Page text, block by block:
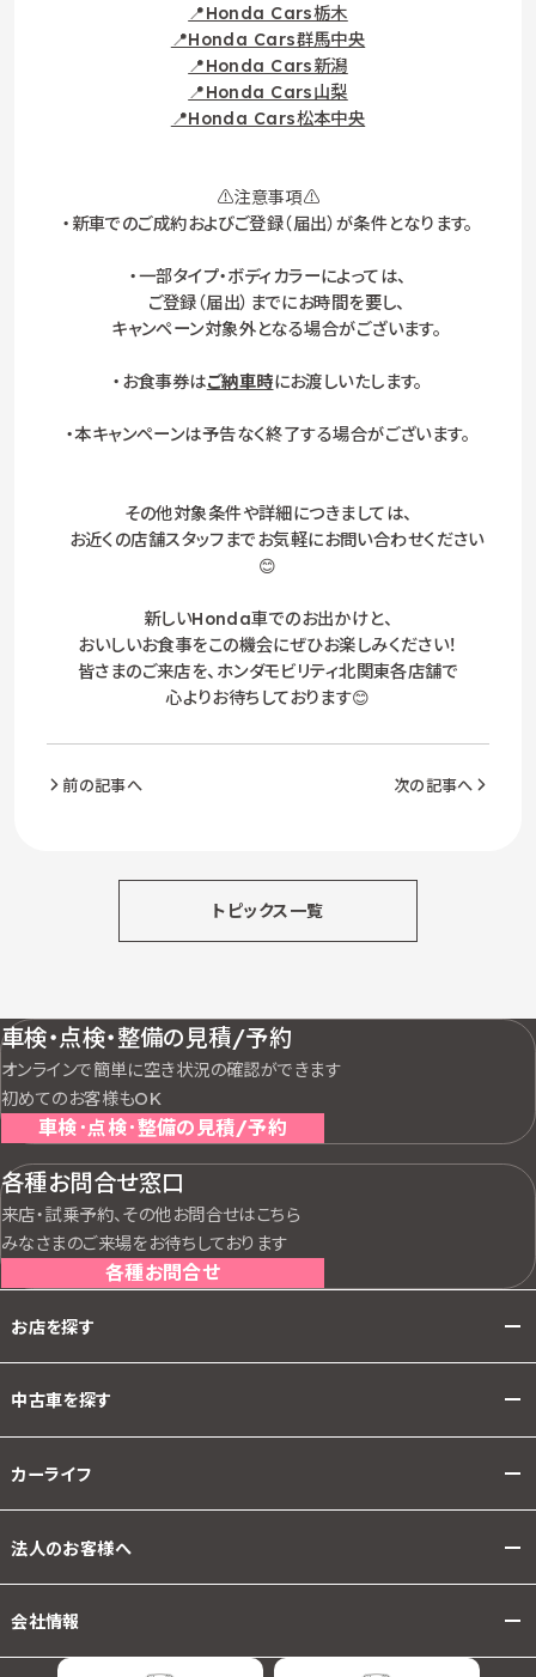
📍Honda Cars栃木
📍Honda Cars群馬中央
📍Honda Cars新潟
📍Honda Cars山梨
📍Honda Cars松本中央
⚠️注意事項⚠️
・新車でのご成約およびご登録（届出）が条件となります。
・一部タイプ・ボディカラーによっては、
ご登録（届出）までにお時間を要し、
キャンペーン対象外となる場合がございます。
・お食事券はご納車時にお渡しいたします。
・本キャンペーンは予告なく終了する場合がございます。
その他対象条件や詳細につきましては、
お近くの店舗スタッフまでお気軽にお問い合わせください
😊
新しいHonda車でのお出かけと、
おいしいお食事をこの機会にぜひお楽しみください！
皆さまのご来店を、ホンダモビリティ北関東各店舗で
心よりお待ちしております😊
前の記事へ 次の記事へ
トピックス一覧
車検・点検・整備の見積/予約
オンラインで簡単に空き状況の確認ができます
初めてのお客様もOK
車検･点検･整備の見積/予約
各種お問合せ窓口
来店・試乗予約、その他お問合せはこちら
みなさまのご来場をお待ちしております
各種お問合せ
お店を探す
中古車を探す
カーライフ
法人のお客様へ
会社情報